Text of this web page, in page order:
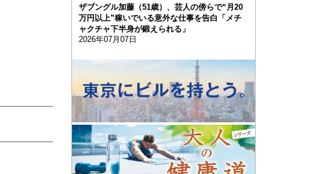
ザブングル加藤（51歳）、芸人の傍らで“月20
万円以上”稼いでいる意外な仕事を告白「メチ
ャクチャ下半身が鍛えられる」
2026年07月07日